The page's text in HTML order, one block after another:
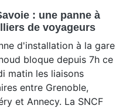
: une panne à
de voyageurs
d'installation à la gare
bloque depuis 7h ce
matin les liaisons
entre Grenoble,
et Annecy. La SNCF